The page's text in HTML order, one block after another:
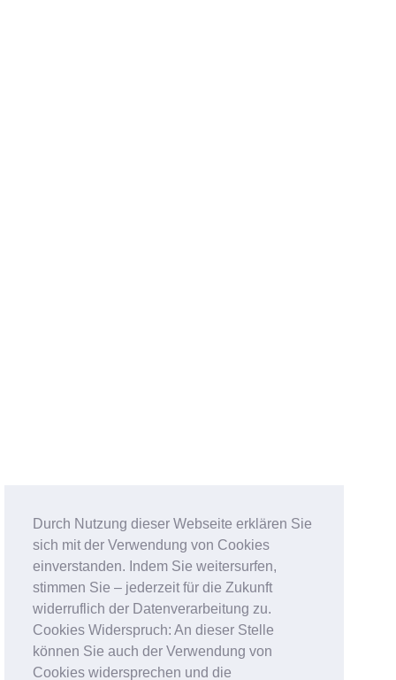
Durch Nutzung dieser Webseite erklären Sie
sich mit der Verwendung von Cookies
einverstanden. Indem Sie weitersurfen,
stimmen Sie – jederzeit für die Zukunft
widerruflich der Datenverarbeitung zu.
Cookies Widerspruch: An dieser Stelle
können Sie auch der Verwendung von
Cookies widersprechen und die